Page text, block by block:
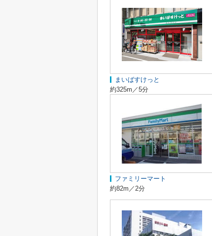
まいばすけっと
約325m／5分
ファミリーマート
約82m／2分